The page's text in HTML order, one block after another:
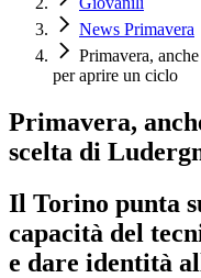
News Primavera
Primavera,
per aprire un ciclo
Primavera,
scelta di
Il Torino punta
capacità del
e dare identità